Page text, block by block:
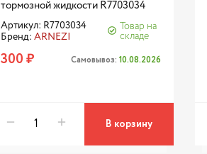
тормозной жидкости R7703034
Артикул: R7703034
Бренд: ARNEZI
Товар на
складе
300 ₽ Самовывоз:10.08.2026
В корзину